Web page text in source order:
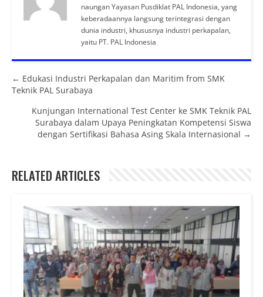
naungan Yayasan Pusdiklat PAL Indonesia, yang
keberadaannya langsung terintegrasi dengan
dunia industri, khususnya industri perkapalan,
yaitu PT. PAL Indonesia
Posts navigation
← Edukasi Industri Perkapalan dan Maritim from SMK
Teknik PAL Surabaya
Kunjungan International Test Center ke SMK Teknik PAL
Surabaya dalam Upaya Peningkatan Kompetensi Siswa
dengan Sertifikasi Bahasa Asing Skala Internasional →
RELATED ARTICLES